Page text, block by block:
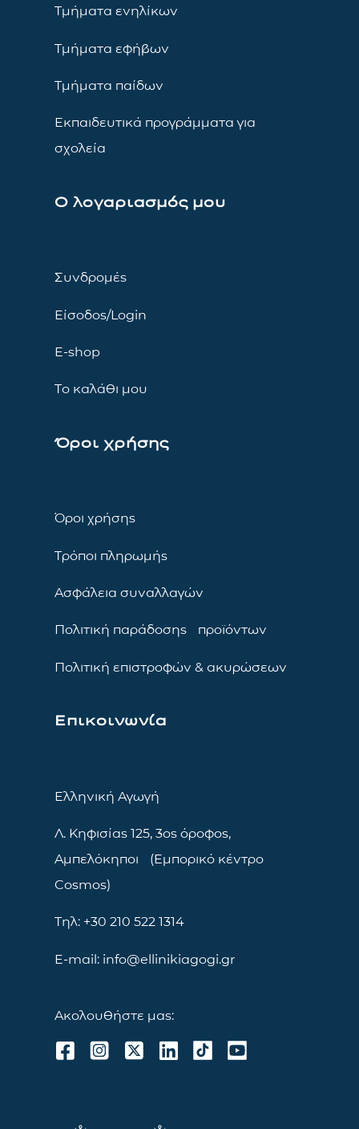
Τμήματα ενηλίκων
Τμήματα εφήβων
Τμήματα παίδων
Εκπαιδευτικά προγράμματα για
σχολεία
Ο λογαριασμός μου
Συνδρομές
Είσοδος/Login
E-shop
Το καλάθι μου
Όροι χρήσης
Όροι χρήσης
Τρόποι πληρωμής
Ασφάλεια συναλλαγών
Πολιτική παράδοσης προϊόντων
Πολιτική επιστροφών & ακυρώσεων
Επικοινωνία
Ελληνική Αγωγή
Λ. Κηφισίας 125, 3ος όροφος,
Αμπελόκηποι (Εμπορικό κέντρο
Cosmos)
Τηλ: +30 210 522 1314
E-mail: info@ellinikiagogi.gr
Ακολουθήστε μας: